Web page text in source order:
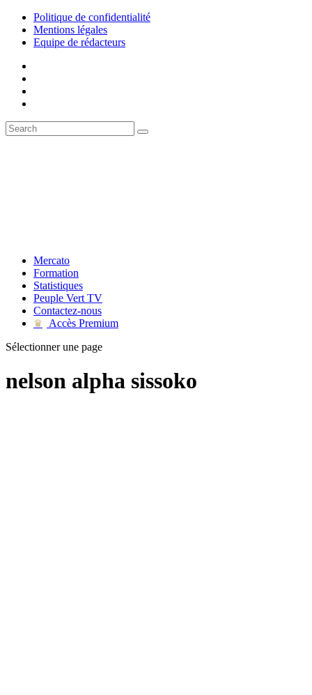
Politique de confidentialité
Mentions légales
Equipe de rédacteurs
Mercato
Formation
Statistiques
Peuple Vert TV
Contactez-nous
♛
Accès Premium
Sélectionner une page
nelson alpha sissoko